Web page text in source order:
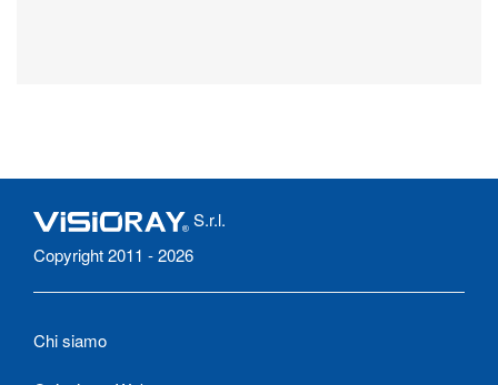
S.r.l.
Copyright 2011 - 2026
Chi siamo